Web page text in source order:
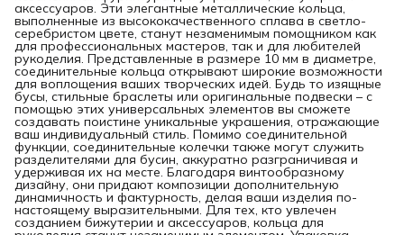
аксессуаров. Эти элегантные металлические кольца,
выполненные из высококачественного сплава в светло-
серебристом цвете, станут незаменимым помощником как
для профессиональных мастеров, так и для любителей
рукоделия. Представленные в размере 10 мм в диаметре,
соединительные кольца открывают широкие возможности
для воплощения ваших творческих идей. Будь то изящные
бусы, стильные браслеты или оригинальные подвески – с
помощью этих универсальных элементов вы сможете
создавать поистине уникальные украшения, отражающие
ваш индивидуальный стиль. Помимо соединительной
функции, соединительные колечки также могут служить
разделителями для бусин, аккуратно разграничивая и
удерживая их на месте. Благодаря винтообразному
дизайну, они придают композиции дополнительную
динамичность и фактурность, делая ваши изделия по-
настоящему выразительными. Для тех, кто увлечен
созданием бижутерии и аксессуаров, кольца для